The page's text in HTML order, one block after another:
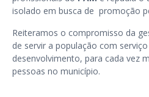
isolado em busca de promoção
Reiteramos o compromisso da
de servir a população com
desenvolvimento, para cada vez
pessoas no município.